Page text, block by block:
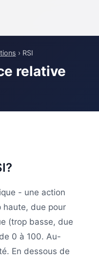
› RSI
relative
- une action
haute, due pour
(trop basse, due
0 à 100. Au-
En dessous de